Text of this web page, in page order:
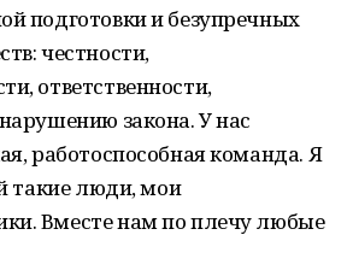
подготовки и безупречных
честности,
ответственности,
закона. У нас
работоспособная команда. Я
такие люди, мои
Вместе нам по плечу любые